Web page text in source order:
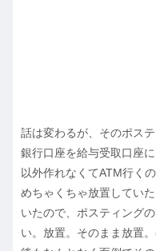
話は変わるが、そのポス
銀行口座を給与受取口座
以外作れなくてATM行く
めちゃくちゃ放置してい
いたので、ポスティング
い。放置。そのまま放置